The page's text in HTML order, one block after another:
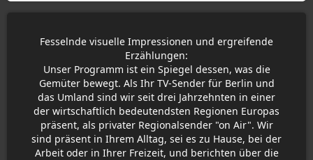
Fesselnde visuelle Impressionen und ergreifende
Erzählungen:
Unser Programm ist ein Spiegel dessen, was die
Gemüter bewegt. Als Ihr TV-Sender für Berlin und
das Umland sind wir seit drei Jahrzehnten in einer
der wirtschaftlich bedeutendsten Regionen Europas
präsent, als privater Regionalsender "on Air". Wir
sind präsent in Ihrem Alltag, sei es zu Hause, bei der
Arbeit oder in Ihrer Freizeit, und berichten über die